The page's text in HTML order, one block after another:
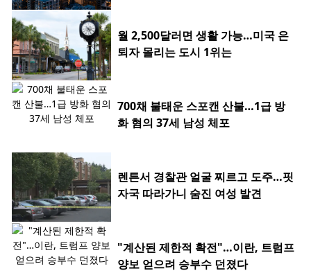
월 2,500달러면 생활 가능…미국 은
퇴자 몰리는 도시 1위는
700채 불태운 스포캔 산불…1급 방
화 혐의 37세 남성 체포
렌튼서 경찰관 얼굴 찌르고 도주…핏
자국 따라가니 숨진 여성 발견
"계산된 제한적 확전"…이란, 트럼프
양보 얻으려 승부수 던졌다